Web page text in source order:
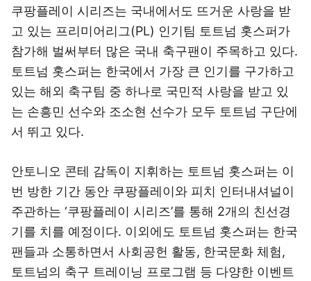
쿠팡플레이 시리즈는 국내에서도 뜨거운 사랑을 받
고 있는 프리미어리그(PL) 인기팀 토트넘 홋스퍼가
참가해 벌써부터 많은 국내 축구팬이 주목하고 있다.
토트넘 홋스퍼는 한국에서 가장 큰 인기를 구가하고
있는 해외 축구팀 중 하나로 국민적 사랑을 받고 있
는 손흥민 선수와 조소현 선수가 모두 토트넘 구단에
서 뛰고 있다.
안토니오 콘테 감독이 지휘하는 토트넘 홋스퍼는 이
번 방한 기간 동안 쿠팡플레이와 피치 인터내셔널이
주관하는 ‘쿠팡플레이 시리즈’를 통해 2개의 친선경
기를 치를 예정이다. 이외에도 토트넘 홋스퍼는 한국
팬들과 소통하면서 사회공헌 활동, 한국문화 체험,
토트넘의 축구 트레이닝 프로그램 등 다양한 이벤트